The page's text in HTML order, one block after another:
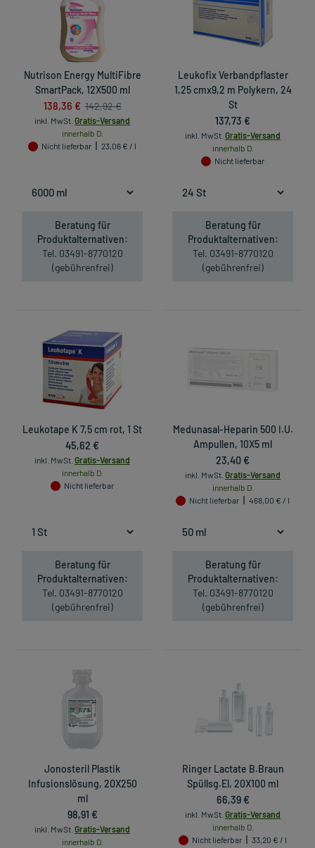
Nutrison Energy MultiFibre
SmartPack, 12X500 ml
138,36 € 142,92 €
inkl. MwSt. Gratis-Versand
innerhalb D.
Nicht lieferbar
23,06 € / l
Beratung für
Produktalternativen:
Tel. 03491-8770120
(gebührenfrei)
Leukofix Verbandpflaster
1,25 cmx9,2 m Polykern, 24
St
137,73 €
inkl. MwSt. Gratis-Versand
innerhalb D.
Nicht lieferbar
Beratung für
Produktalternativen:
Tel. 03491-8770120
(gebührenfrei)
Leukotape K 7,5 cm rot, 1 St
45,62 €
inkl. MwSt. Gratis-Versand
innerhalb D.
Nicht lieferbar
Beratung für
Produktalternativen:
Tel. 03491-8770120
(gebührenfrei)
Medunasal-Heparin 500 I.U.
Ampullen, 10X5 ml
23,40 €
inkl. MwSt. Gratis-Versand
innerhalb D.
Nicht lieferbar
468,00 € / l
Beratung für
Produktalternativen:
Tel. 03491-8770120
(gebührenfrei)
Jonosteril Plastik
Infusionslösung, 20X250
ml
98,91 €
inkl. MwSt. Gratis-Versand
innerhalb D.
Ringer Lactate B.Braun
Spüllsg.El, 20X100 ml
66,39 €
inkl. MwSt. Gratis-Versand
innerhalb D.
Nicht lieferbar
33,20 € / l